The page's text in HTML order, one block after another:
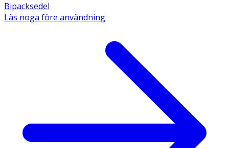
Bipacksedel
Läs noga före användning